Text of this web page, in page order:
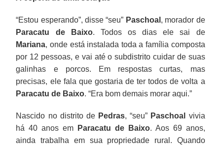
“Estou esperando”, disse “seu” Paschoal , morador de
Paracatu de Baixo. Todos os dias ele sai de
Mariana, onde está instalada toda a família composta
por 12 pessoas, e vai até o subdistrito cuidar de suas
galinhas e porcos. Em respostas curtas, mas
precisas, ele fala que gostaria de ter todos de volta a
Paracatu de Baixo. “Era bom demais morar aqui.”
Nascido no distrito de Pedras, “seu” Paschoal
vivia
há 40 anos em
Paracatu de Baixo. Aos 69 anos,
ainda trabalha em sua propriedade rural. Quando